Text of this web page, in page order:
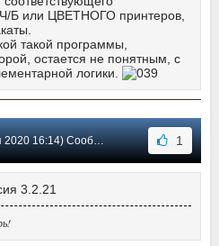
Б или ЦВЕТНОГО принтеров,
такой программы,
остается не понятным, с
логики.
16:14) Сообщение #103 1
3.2.21